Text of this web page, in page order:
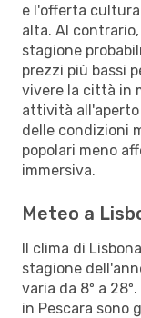
e l'offerta
alta. Al
stagione
prezzi più bassi
vivere la città in
attività all'aperto
delle condizioni
popolari meno
immersiva.
Meteo a
Il clima di
stagione
varia da 8º a
in Pescara sono